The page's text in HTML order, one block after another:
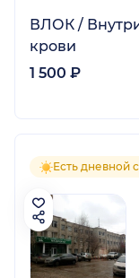
ВЛОК /
крови
1 500 ₽
Есть дневной